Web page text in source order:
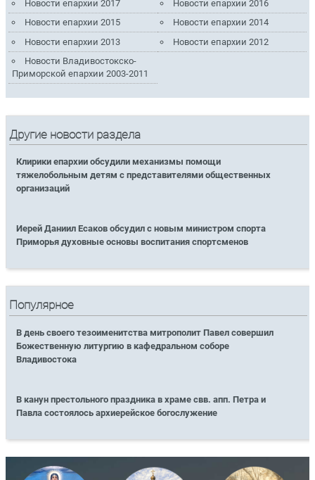
Новости епархии 2017
Новости епархии 2016
Новости епархии 2015
Новости епархии 2014
Новости епархии 2013
Новости епархии 2012
Новости Владивостокско-
Приморской епархии 2003-2011
Другие новости раздела
Клирики епархии обсудили механизмы помощи
тяжелобольным детям с представителями общественных
организаций
Иерей Даниил Есаков обсудил с новым министром спорта
Приморья духовные основы воспитания спортсменов
Популярное
В день своего тезоименитства митрополит Павел совершил
Божественную литургию в кафедральном соборе
Владивостока
В канун престольного праздника в храме свв. апп. Петра и
Павла состоялось архиерейское богослужение